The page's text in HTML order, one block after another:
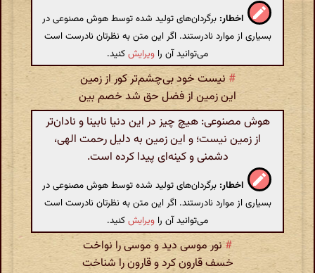
اخطار: برگردان‌های تولید شده توسط هوش مصنوعی در
بسیاری از موارد نادرستند. اگر این متن به نظرتان نادرست است
می‌توانید آن را ویرایشکنید.
# نیست خود بی‌چشم‌تر کور از زمین
این زمین از فضل حق شد خصم بین
هوش مصنوعی: هیچ چیز در این دنیا نابینا و نادان‌تر
از زمین نیست؛ و این زمین به دلیل رحمت الهی،
دشمنی و کینه‌ای پیدا کرده است.
اخطار: برگردان‌های تولید شده توسط هوش مصنوعی در
بسیاری از موارد نادرستند. اگر این متن به نظرتان نادرست است
می‌توانید آن را ویرایشکنید.
#نور موسی دید و موسی را نواخت
خسف قارون کرد و قارون را شناخت